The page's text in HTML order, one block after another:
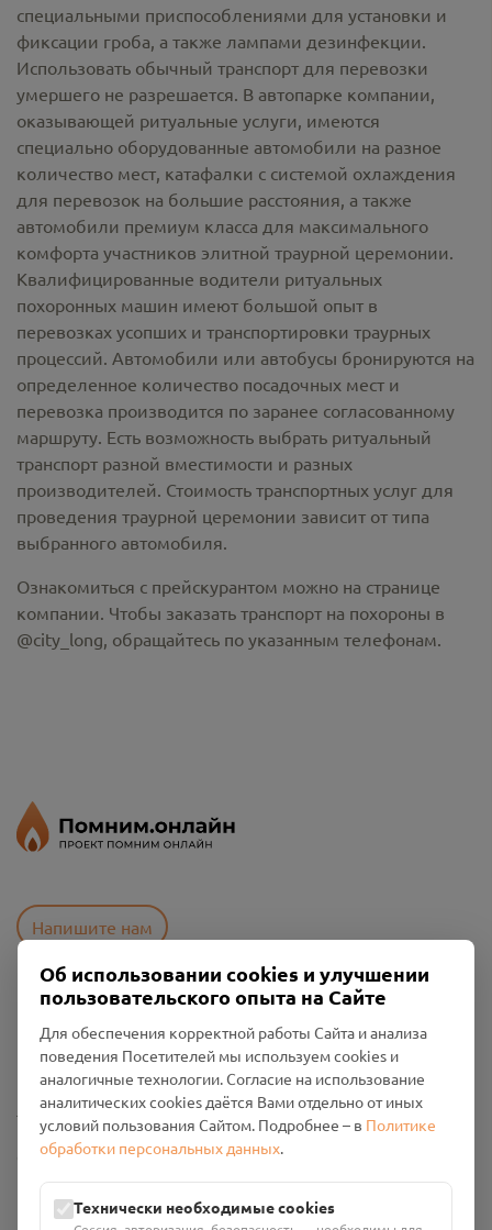
специальными приспособлениями для установки и
фиксации гроба, а также лампами дезинфекции.
Использовать обычный транспорт для перевозки
умершего не разрешается. В автопарке компании,
оказывающей ритуальные услуги, имеются
специально оборудованные автомобили на разное
количество мест, катафалки с системой охлаждения
для перевозок на большие расстояния, а также
автомобили премиум класса для максимального
комфорта участников элитной траурной церемонии.
Квалифицированные водители ритуальных
похоронных машин имеют большой опыт в
перевозках усопших и транспортировки траурных
процессий. Автомобили или автобусы бронируются на
определенное количество посадочных мест и
перевозка производится по заранее согласованному
маршруту. Есть возможность выбрать ритуальный
транспорт разной вместимости и разных
производителей. Стоимость транспортных услуг для
проведения траурной церемонии зависит от типа
выбранного автомобиля.
Ознакомиться с прейскурантом можно на странице
компании. Чтобы заказать транспорт на похороны в
@city_long, обращайтесь по указанным телефонам.
Напишите нам
Политика конфиденциальности
Промо-материалы
Настройки cookies
Общество с ограниченной ответственностью «Смоленский
Проект Помним»
ИНН: 6700029207 ОГРН: 1256700001986
Об использовании cookies и улучшении
пользовательского опыта на Сайте
Для обеспечения корректной работы Сайта и анализа
поведения Посетителей мы используем cookies и
аналогичные технологии. Согласие на использование
аналитических cookies даётся Вами отдельно от иных
условий пользования Сайтом. Подробнее – в Политике
обработки персональных данных.
Технически необходимые cookies